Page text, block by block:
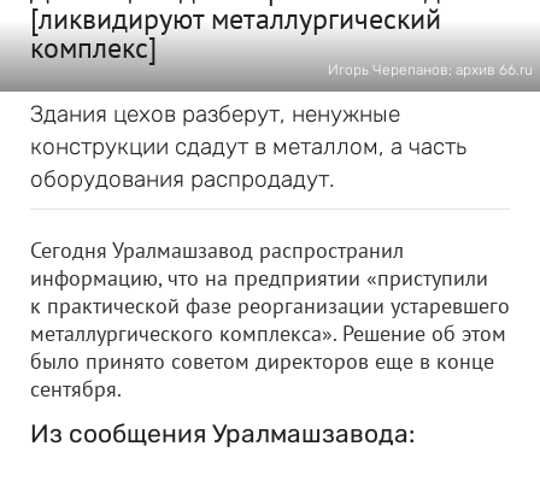
[ликвидируют металлургический
комплекс]
Игорь Черепанов; архив 66.ru
Здания цехов разберут, ненужные
конструкции сдадут в металлом, а часть
оборудования распродадут.
Сегодня Уралмашзавод распространил
информацию, что на предприятии «приступили
к практической фазе реорганизации устаревшего
металлургического комплекса». Решение об этом
было принято советом директоров еще в конце
сентября.
Из сообщения Уралмашзавода: